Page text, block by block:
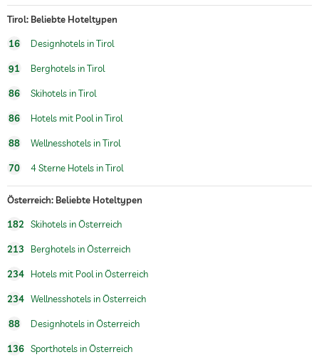
Innenpool Saisonal geöffnet
Wandern
Reiten
Kinderbetreuung
Sauna
Massageangebot
Wellnessmassagen
Tirol: Beliebte Hoteltypen
16 Designhotels in Tirol
91 Berghotels in Tirol
86 Skihotels in Tirol
86 Hotels mit Pool in Tirol
88 Wellnesshotels in Tirol
70 4 Sterne Hotels in Tirol
Österreich: Beliebte Hoteltypen
182 Skihotels in Österreich
213 Berghotels in Österreich
234 Hotels mit Pool in Österreich
234 Wellnesshotels in Österreich
88 Designhotels in Österreich
136 Sporthotels in Österreich